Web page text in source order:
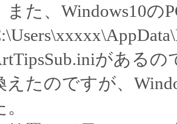
た、Windows10の
があるの
えたのですが、